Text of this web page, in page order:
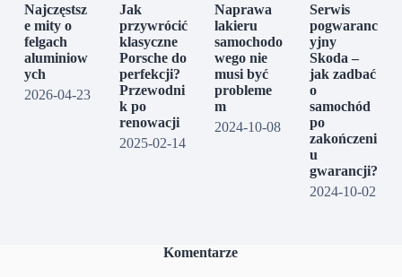
Najczęstsz
e mity o
felgach
aluminiow
ych
2026-04-23
Jak
przywrócić
klasyczne
Porsche do
perfekcji?
Przewodni
k po
renowacji
2025-02-14
Naprawa
lakieru
samochodo
wego nie
musi być
probleme
m
2024-10-08
Serwis
pogwaranc
yjny
Skoda –
jak zadbać
o
samochód
po
zakończeni
u
gwarancji?
2024-10-02
Komentarze